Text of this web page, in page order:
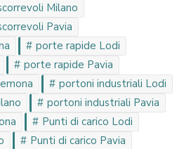
Milano
Pavia
porte rapide Lodi
porte rapide Pavia
portoni industriali Lodi
portoni industriali Pavia
Punti di carico Lodi
Punti di carico Pavia